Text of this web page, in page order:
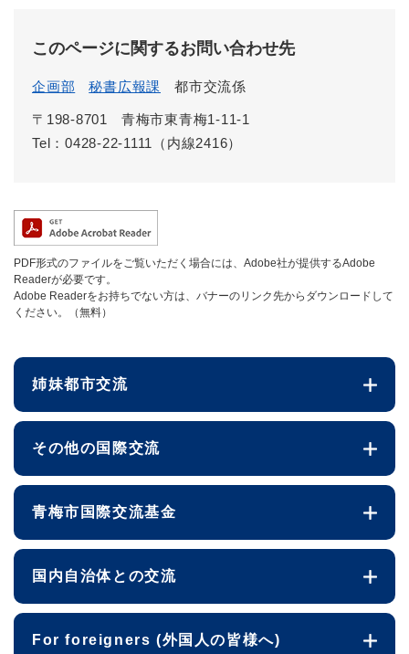
このページに関するお問い合わせ先
企画部 秘書広報課 都市交流係
〒198-8701
青梅市東青梅1-11-1
Tel：0428-22-1111（内線2416）
PDF形式のファイルをご覧いただく場合には、Adobe社が提供するAdobe
Readerが必要です。
Adobe Readerをお持ちでない方は、バナーのリンク先からダウンロードして
ください。（無料）
姉妹都市交流
その他の国際交流
青梅市国際交流基金
国内自治体との交流
For foreigners (外国人の皆様へ)